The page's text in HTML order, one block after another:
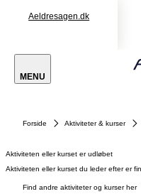
Aeldresagen.dk
MENU
Forside Aktiviteter & kurser
Aktiviteten eller kurset er udløbet
Aktiviteten eller kurset du leder efter er
Find andre aktiviteter og kurser her